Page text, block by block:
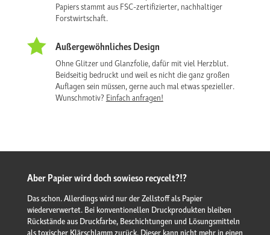
Papiers stammt aus FSC-zertifizierter, nachhaltiger
Forstwirtschaft.
 Außergewöhnliches Design
Ohne Glitzer und Glanzfolie, dafür mit viel Herzblut.
Beidseitig bedruckt und weil es nicht die ganz großen
Auflagen sein müssen, gerne auch mal etwas spezieller.
Wunschmotiv? Einfach anfragen!
Aber Papier wird doch sowieso recycelt?!?
Das schon. Allerdings wird nur der Zellstoff als Papier
wiederverwertet. Bei konventionellen Druckprodukten bleiben
Rückstände aus Druckfarbe, Beschichtungen und Lösungsmitteln
als toxischer Klärschlamm zurück. Dieser kann nicht mehr in einen